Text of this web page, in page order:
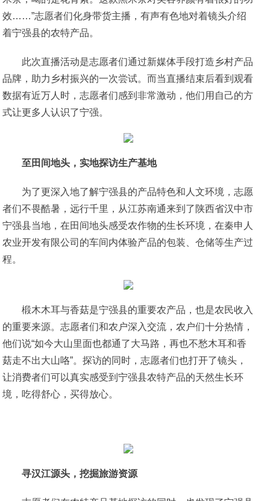
效……”志愿者们化身带货主播，有声有色地对着镜头介绍
着宁强县的农特产品。
此次直播活动是志愿者们通过新媒体手段打造乡村产品
品牌，助力乡村振兴的一次尝试。而当直播结束后看到观看
数据有近万人时，志愿者们感到非常激动，他们用自己的方
式让更多人认识了宁强。
至田间地头，实地探访生产基地
为了更深入地了解宁强县的产品特色和人文环境，志愿
者们不畏酷暑，远行千里，从江苏南通来到了陕西省汉中市
宁强县当地，在田间地头感受农作物的生长环境，在秦申人
农业开发有限公司的车间内体验产品的包装、仓储等生产过
程。
椴木木耳与香菇是宁强县的重要农产品，也是农民收入
的重要来源。志愿者们和农户深入交流，农户们十分热情，
他们说“如今大山里面也都通了大马路，再也不愁木耳和香
菇走不出大山咯”。探访的同时，志愿者们也打开了镜头，
让消费者们可以真实感受到宁强县农特产品的天然生长环
境，吃得舒心，买得放心。
寻汉江源头，挖掘旅游资源